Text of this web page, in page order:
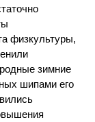
физкультуры,
зимние
шипами его